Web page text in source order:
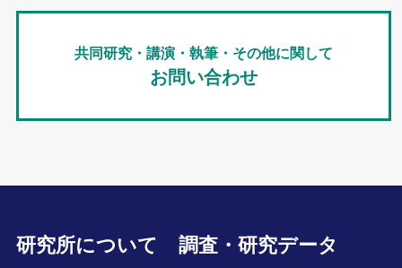
共同研究・講演・執筆・その他に関して
お問い合わせ
研究所について 調査・研究データ